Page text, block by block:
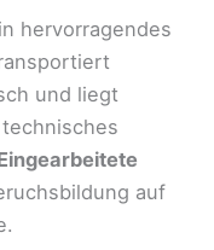
hervorragendes
und liegt
auf